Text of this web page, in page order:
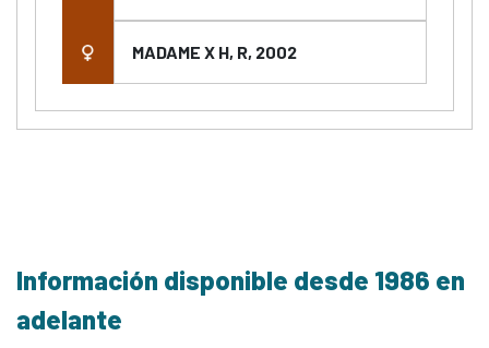
MADAME X H, R, 2002
Información disponible desde 1986 en
adelante